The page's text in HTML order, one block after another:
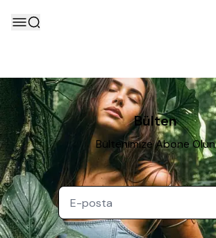
Bülten
Bültenimize Abone Olun